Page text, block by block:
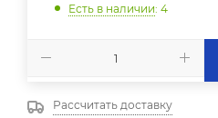
Есть в наличии: 4
Рассчитать доставку